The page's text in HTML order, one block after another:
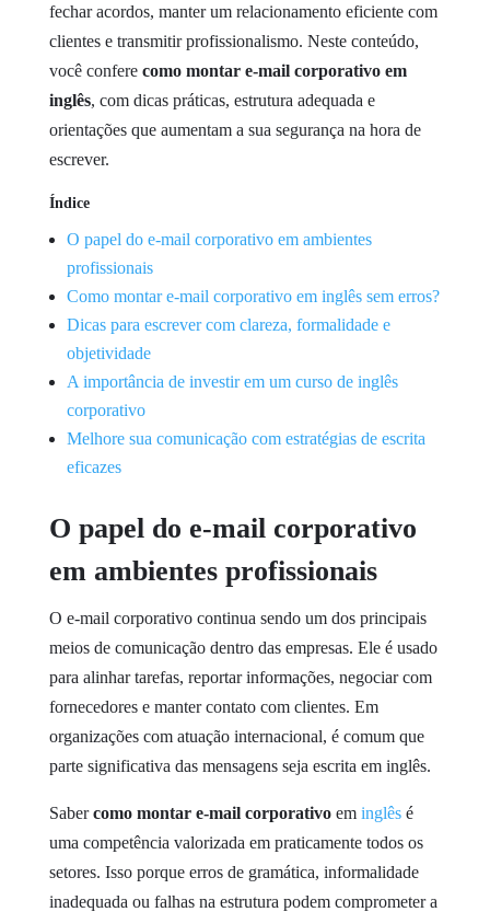
fechar acordos, manter um relacionamento eficiente com
clientes e transmitir profissionalismo. Neste conteúdo,
você confere como montar e-mail corporativo em
inglês, com dicas práticas, estrutura adequada e
orientações que aumentam a sua segurança na hora de
escrever.
Índice
O papel do e-mail corporativo em ambientes
profissionais
Como montar e-mail corporativo em inglês sem erros?
Dicas para escrever com clareza, formalidade e
objetividade
A importância de investir em um curso de inglês
corporativo
Melhore sua comunicação com estratégias de escrita
eficazes
O papel do e-mail corporativo
em ambientes profissionais
O e-mail corporativo continua sendo um dos principais
meios de comunicação dentro das empresas. Ele é usado
para alinhar tarefas, reportar informações, negociar com
fornecedores e manter contato com clientes. Em
organizações com atuação internacional, é comum que
parte significativa das mensagens seja escrita em inglês.
Sabercomo montar e-mail corporativoem inglêsé
uma competência valorizada em praticamente todos os
setores. Isso porque erros de gramática, informalidade
inadequada ou falhas na estrutura podem comprometer a